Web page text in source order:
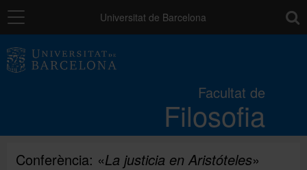
Navegació Universitat de Barcelona
Facultat de
Filosofia
Estudis
Recerca i innovació
Conferència: «La justicia en Aristóteles»